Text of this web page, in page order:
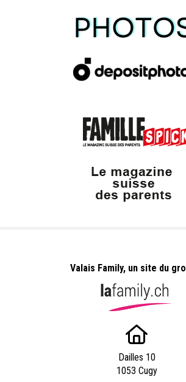
Valais Family, un site du
Dailles 10
1053 Cugy